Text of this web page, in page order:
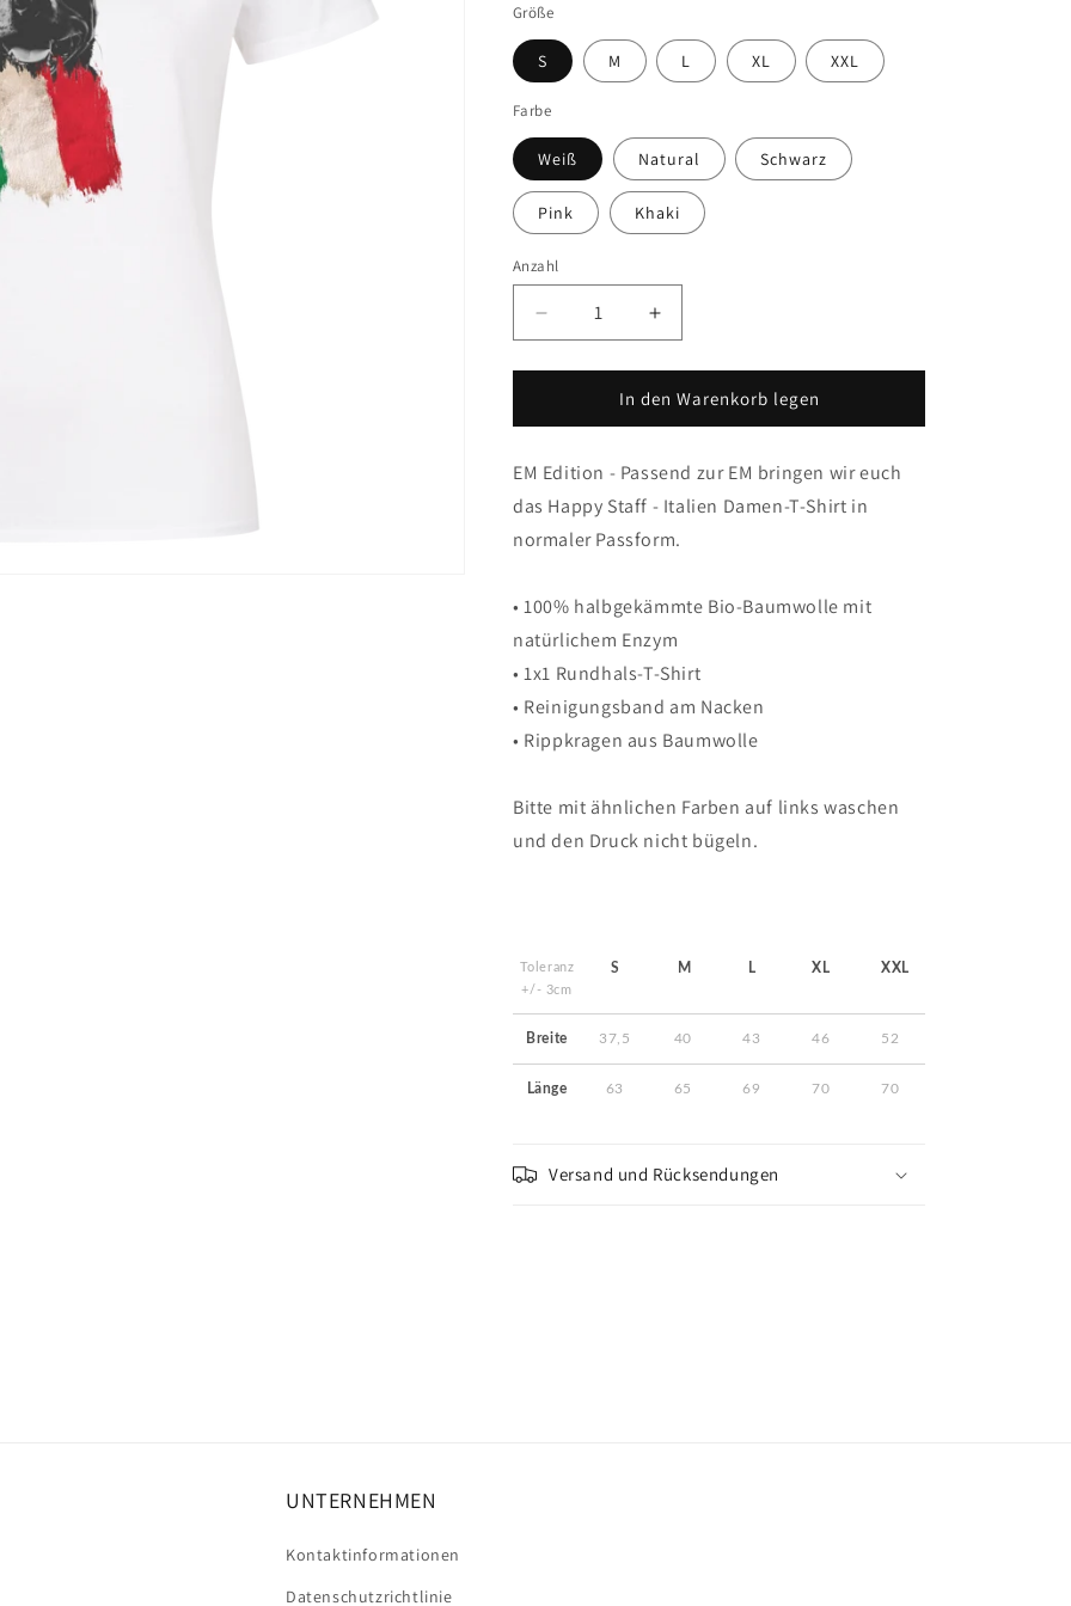
Größe
S M L XL XXL
Farbe
Weiß Natural Schwarz
Pink Khaki
Anzahl
Verringere
die
Menge
&quot;Happy
-
Italien&quot;
Classic
T-
Erhöhe
die
Menge
für
&quot;Happy
-
Italien&quot;
Classic
T-
In den Warenkorb legen
EM Edition - Passend zur EM bringen wir euch
das Happy Staff - Italien Damen-T-Shirt in
normaler Passform.
• 100% halbgekämmte Bio-Baumwolle mit
natürlichem Enzym
• 1x1 Rundhals-T-Shirt
• Reinigungsband am Nacken
• Rippkragen aus Baumwolle
Bitte mit ähnlichen Farben auf links waschen
und den Druck nicht bügeln.
Toleranz
+/- 3cm
S M L XL XXL
Breite 37,5 40 43 46 52
Länge 63 65 69 70 70
Versand und Rücksendungen
UNTERNEHMEN
Kontaktinformationen
Datenschutzrichtlinie